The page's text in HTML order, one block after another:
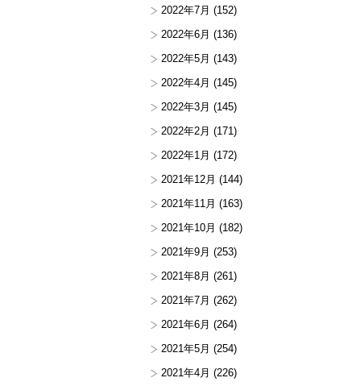
2022年7月 (152)
2022年6月 (136)
2022年5月 (143)
2022年4月 (145)
2022年3月 (145)
2022年2月 (171)
2022年1月 (172)
2021年12月 (144)
2021年11月 (163)
2021年10月 (182)
2021年9月 (253)
2021年8月 (261)
2021年7月 (262)
2021年6月 (264)
2021年5月 (254)
2021年4月 (226)